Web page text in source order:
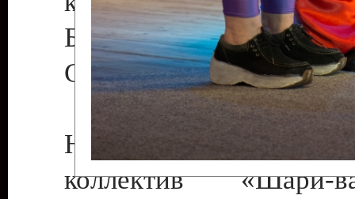
Бендеры ,
Светлана Георгиевна
Народный цирковой
коллектив